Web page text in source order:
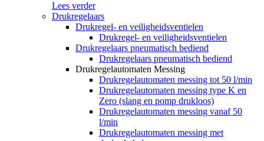
Lees verder
Drukregelaars
Drukregel- en veiligheidsventielen
Drukregel- en veiligheidsventielen
Drukregelaars pneumatisch bediend
Drukregelaars pneumatisch bediend
Drukregelautomaten Messing
Drukregelautomaten messing tot 50 l/min
Drukregelautomaten messing type K en
Zero (slang en pomp drukloos)
Drukregelautomaten messing vanaf 50
l/min
Drukregelautomaten messing met